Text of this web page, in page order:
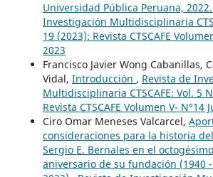
Universidad Pública Peruana, 2022.
Investigación Multidisciplinaria
19 (2023): Revista CTSCAFE
2023
Francisco Javier Wong Cabanillas,
Vidal, Introducción , Revista de
Multidisciplinaria CTSCAFE: Vol. 5
Revista CTSCAFE Volumen V- N°14
Ciro Omar Meneses Valcarcel,
consideraciones para la historia
Sergio E. Bernales en el
aniversario de su fundación (1940